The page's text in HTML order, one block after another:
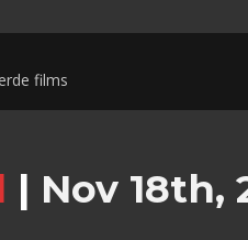
films
| Nov 18th,